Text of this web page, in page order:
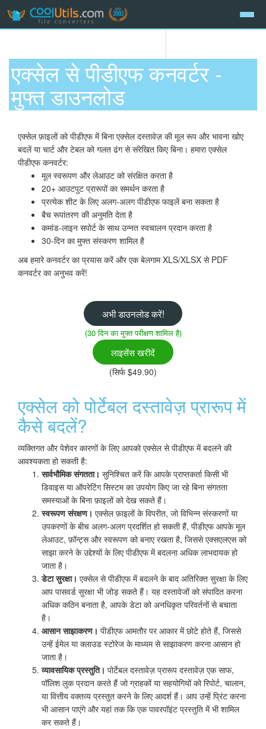
एक्सेल से पीडीएफ कनवर्टर -
मुफ्त डाउनलोड
एक्सेल फ़ाइलों को पीडीएफ में बिना एक्सेल दस्तावेज़ की मूल रूप और भावना खोए
बदलें या चार्ट और टेबल को गलत ढंग से संरेखित किए बिना। हमारा एक्सेल
पीडीएफ कनवर्टर:
मूल स्वरूपण और लेआउट को संरक्षित करता है
20+ आउटपुट प्रारूपों का समर्थन करता है
प्रत्येक शीट के लिए अलग-अलग पीडीएफ फाइलें बना सकता है
बैच रूपांतरण की अनुमति देता है
कमांड-लाइन सपोर्ट के साथ उन्नत स्वचालन प्रदान करता है
30-दिन का मुफ्त संस्करण शामिल है
अब हमारे कनवर्टर का प्रयास करें और एक बेलगाम XLS/XLSX से PDF
कनवर्टर का अनुभव करें!
अभी डाउनलोड करें!
(30 दिन का मुफ्त परीक्षण शामिल है)
लाइसेंस खरीदें
(सिर्फ $49.90)
एक्सेल को पोर्टेबल दस्तावेज़ प्रारूप में
कैसे बदलें?
व्यक्तिगत और पेशेवर कारणों के लिए आपको एक्सेल से पीडीएफ में बदलने की
आवश्यकता हो सकती है:
सार्वभौमिक संगतता। सुनिश्चित करें कि आपके प्राप्तकर्ता किसी भी
डिवाइस या ऑपरेटिंग सिस्टम का उपयोग किए जा रहे बिना संगतता
समस्याओं के बिना फ़ाइलों को देख सकते हैं।
स्वरूपण संरक्षण। एक्सेल फ़ाइलों के विपरीत, जो विभिन्न संस्करणों या
उपकरणों के बीच अलग-अलग प्रदर्शित हो सकती हैं, पीडीएफ आपके मूल
लेआउट, फ़ॉन्ट्स और स्वरूपण को बनाए रखता है, जिससे एक्सएलएस को
साझा करने के उद्देश्यों के लिए पीडीएफ में बदलना अधिक लाभदायक हो
जाता है।
डेटा सुरक्षा। एक्सेल से पीडीएफ में बदलने के बाद अतिरिक्त सुरक्षा के लिए
आप पासवर्ड सुरक्षा भी जोड़ सकते हैं। यह दस्तावेजों को संपादित करना
अधिक कठिन बनाता है, आपके डेटा को अनधिकृत परिवर्तनों से बचाता
है।
आसान साझाकरण। पीडीएफ आमतौर पर आकार में छोटे होते हैं, जिससे
उन्हें ईमेल या क्लाउड स्टोरेज के माध्यम से साझाकरण करना आसान हो
जाता है।
व्यावसायिक प्रस्तुति। पोर्टेबल दस्तावेज़ प्रारूप दस्तावेज़ एक साफ,
पॉलिश लुक प्रदान करते हैं जो ग्राहकों या सहयोगियों को रिपोर्ट, चालान,
या वित्तीय वक्तव्य प्रस्तुत करने के लिए आदर्श हैं। आप उन्हें प्रिंट करना
भी आसान पाएंगे और यहां तक कि एक पावरपॉइंट प्रस्तुति में भी शामिल
कर सकते हैं।